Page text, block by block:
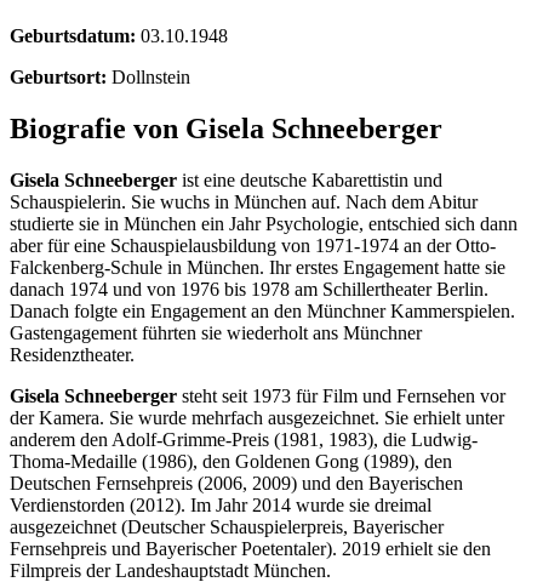
Geburtsdatum: 03.10.1948
Geburtsort: Dollnstein
Biografie von Gisela Schneeberger
Gisela Schneeberger ist eine deutsche Kabarettistin und
Schauspielerin. Sie wuchs in München auf. Nach dem Abitur
studierte sie in München ein Jahr Psychologie, entschied sich dann
aber für eine Schauspielausbildung von 1971-1974 an der Otto-
Falckenberg-Schule in München. Ihr erstes Engagement hatte sie
danach 1974 und von 1976 bis 1978 am Schillertheater Berlin.
Danach folgte ein Engagement an den Münchner Kammerspielen.
Gastengagement führten sie wiederholt ans Münchner
Residenztheater.
Gisela Schneeberger steht seit 1973 für Film und Fernsehen vor
der Kamera. Sie wurde mehrfach ausgezeichnet. Sie erhielt unter
anderem den Adolf-Grimme-Preis (1981, 1983), die Ludwig-
Thoma-Medaille (1986), den Goldenen Gong (1989), den
Deutschen Fernsehpreis (2006, 2009) und den Bayerischen
Verdienstorden (2012). Im Jahr 2014 wurde sie dreimal
ausgezeichnet (Deutscher Schauspielerpreis, Bayerischer
Fernsehpreis und Bayerischer Poetentaler). 2019 erhielt sie den
Filmpreis der Landeshauptstadt München.